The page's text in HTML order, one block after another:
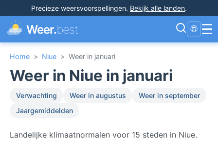
Precieze weersvoorspellingen. Bekijk alle landen.
Weer.best 🌐 ☰
Home > Niue > Weer in januari
Weer in Niue in januari
Verwachting Weer in augustus
Weer in september
Jaargemiddelden
Landelijke klimaatnormalen voor 15 steden in Niue.